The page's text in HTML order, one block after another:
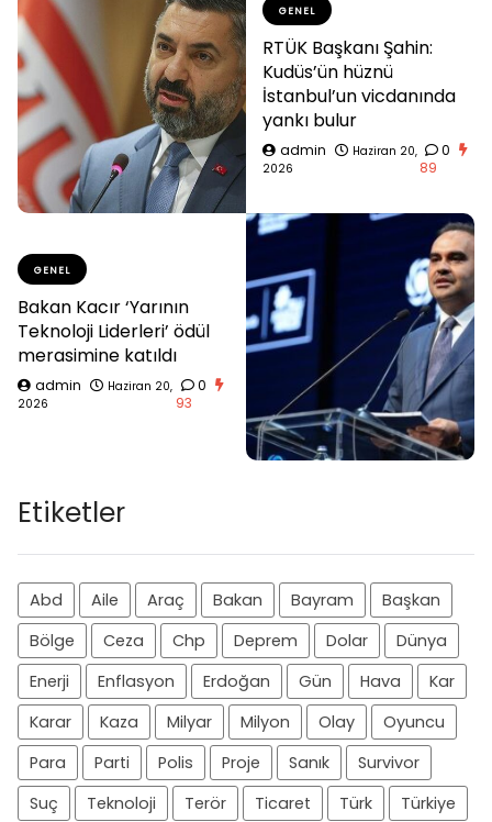
GENEL
RTÜK Başkanı Şahin:
Kudüs’ün hüznü
İstanbul’un vicdanında
yankı bulur
admin
Haziran 20,
2026
0
89
GENEL
Bakan Kacır ‘Yarının
Teknoloji Liderleri’ ödül
merasimine katıldı
admin
Haziran 20,
2026
0
93
Etiketler
Abd Aile Araç Bakan Bayram
Başkan
Bölge
Ceza Chp Deprem Dolar
Dünya
Enerji
Enflasyon Erdoğan Gün Hava
Kar
Karar
Kaza Milyar Milyon Olay
Oyuncu
Para
Parti Polis Proje Sanık
Survivor
Suç
Teknoloji Terör Ticaret Türk Türkiye